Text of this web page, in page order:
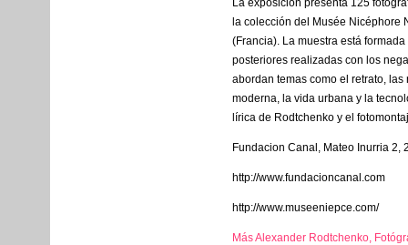
La exposición presenta 125
la colección del Musée Nicéphore
(Francia). La muestra está
posteriores realizadas con los
abordan temas como el retrato,
moderna, la vida urbana y la
lírica de Rodtchenko y el
Fundacion Canal, Mateo Inurria 2,
http://www.fundacioncanal.com
http://www.museeniepce.com/
Más Alexander Rodtchenko,